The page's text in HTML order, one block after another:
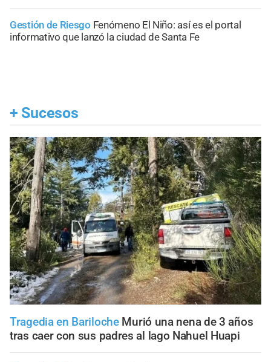
Gestión de Riesgo Fenómeno El Niño: así es el portal
informativo que lanzó la ciudad de Santa Fe
+ Sucesos
Tragedia en Bariloche Murió una nena de 3 años
tras caer con sus padres al lago Nahuel Huapi